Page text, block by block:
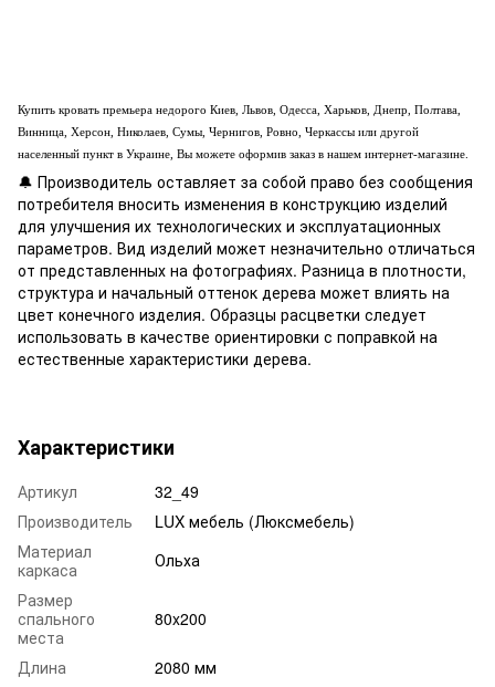
Купить кровать премьера недорого Киев, Львов, Одесса, Харьков, Днепр, Полтава,
Винница, Херсон, Николаев, Сумы, Чернигов, Ровно, Черкассы или другой
населенный пункт в Украине, Вы можете оформив заказ в нашем интернет-магазине.
🔔 Производитель оставляет за собой право без сообщения
потребителя вносить изменения в конструкцию изделий
для улучшения их технологических и эксплуатационных
параметров. Вид изделий может незначительно отличаться
от представленных на фотографиях. Разница в плотности,
структура и начальный оттенок дерева может влиять на
цвет конечного изделия. Образцы расцветки следует
использовать в качестве ориентировки с поправкой на
естественные характеристики дерева.
Характеристики
Артикул
32_49
Производитель
LUX мебель (Люксмебель)
Материал
каркаса
Ольха
Размер
спального
места
80x200
Длина
2080 мм